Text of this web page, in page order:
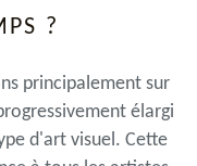
?
principalement sur
élargi
d'art visuel. Cette